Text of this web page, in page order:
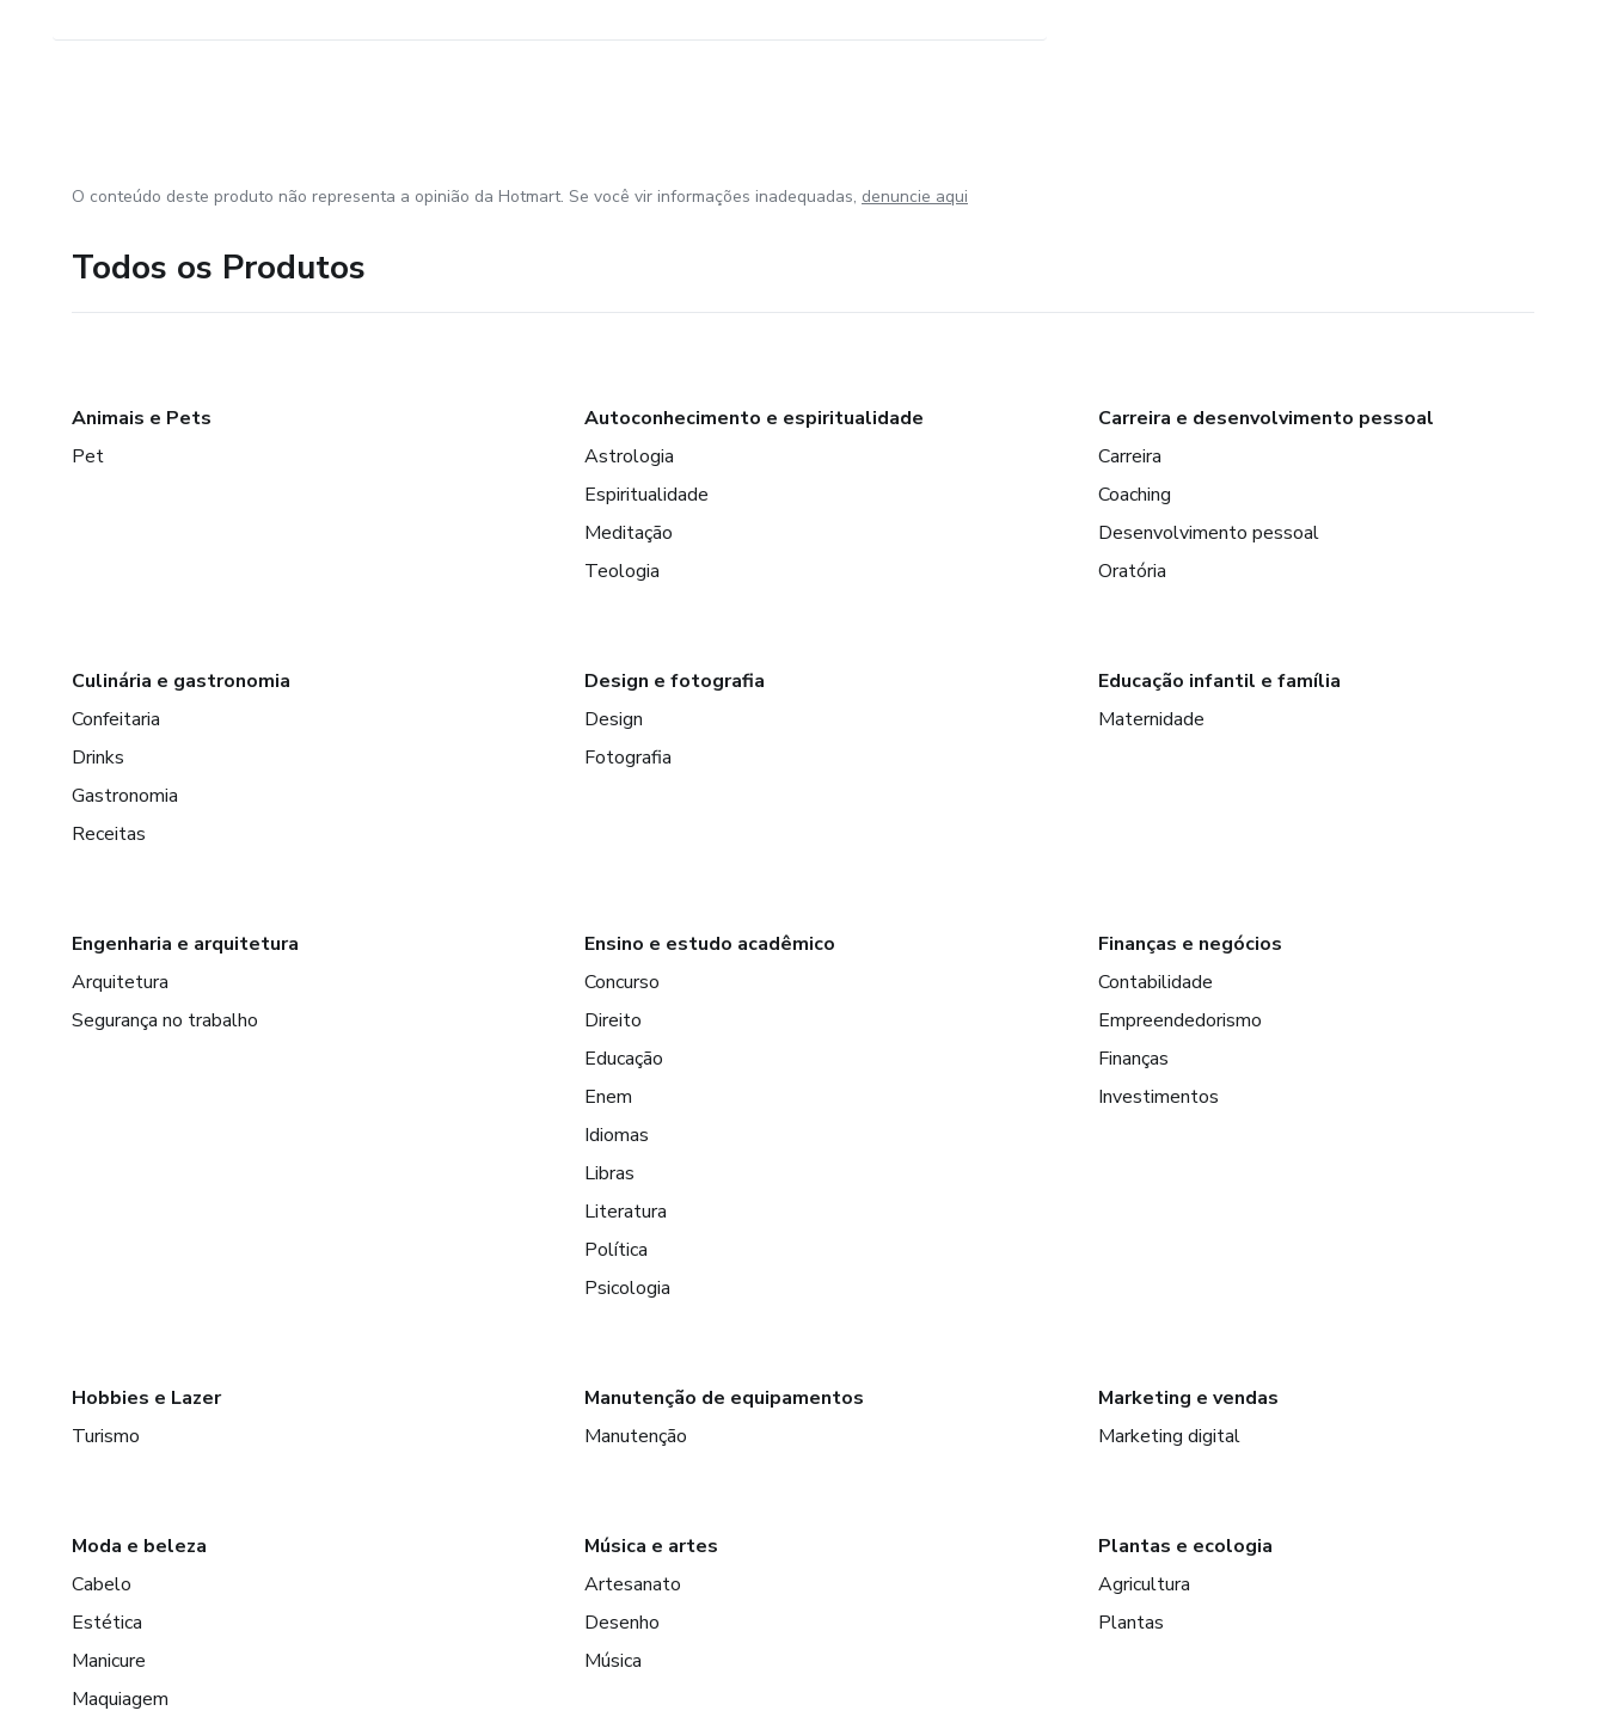
O conteúdo deste produto não representa a opinião da Hotmart. Se você vir informações inadequadas, denuncie aqui
Todos os Produtos
Animais e Pets
Pet
Autoconhecimento e espiritualidade
Astrologia
Espiritualidade
Meditação
Teologia
Carreira e desenvolvimento pessoal
Carreira
Coaching
Desenvolvimento pessoal
Oratória
Culinária e gastronomia
Confeitaria
Drinks
Gastronomia
Receitas
Design e fotografia
Design
Fotografia
Educação infantil e família
Maternidade
Engenharia e arquitetura
Arquitetura
Segurança no trabalho
Ensino e estudo acadêmico
Concurso
Direito
Educação
Enem
Idiomas
Libras
Literatura
Política
Psicologia
Finanças e negócios
Contabilidade
Empreendedorismo
Finanças
Investimentos
Hobbies e Lazer
Turismo
Manutenção de equipamentos
Manutenção
Marketing e vendas
Marketing digital
Moda e beleza
Cabelo
Estética
Manicure
Maquiagem
Música e artes
Artesanato
Desenho
Música
Plantas e ecologia
Agricultura
Plantas